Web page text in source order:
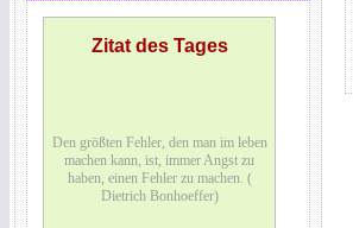
Zitat des Tages
Den größten Fehler, den man im leben
machen kann, ist, immer Angst zu
haben, einen Fehler zu machen. (
Dietrich Bonhoeffer)